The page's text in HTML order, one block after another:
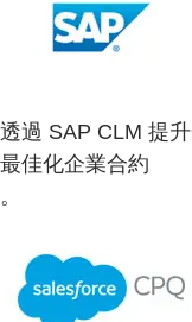
透過 SAP CLM 提
最佳化企業合約
。